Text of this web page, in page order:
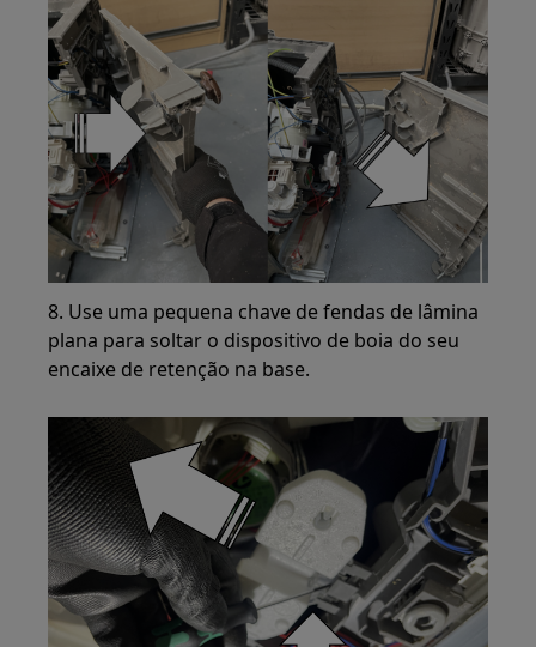
8. Use uma pequena chave de fendas de lâmina
plana para soltar o dispositivo de boia do seu
encaixe de retenção na base.